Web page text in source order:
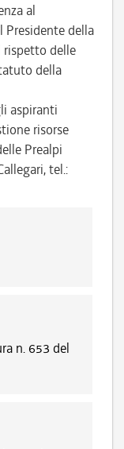
al
Presidente della
rispetto delle
della
aspiranti
risorse
Prealpi
tel.:
n. 653 del